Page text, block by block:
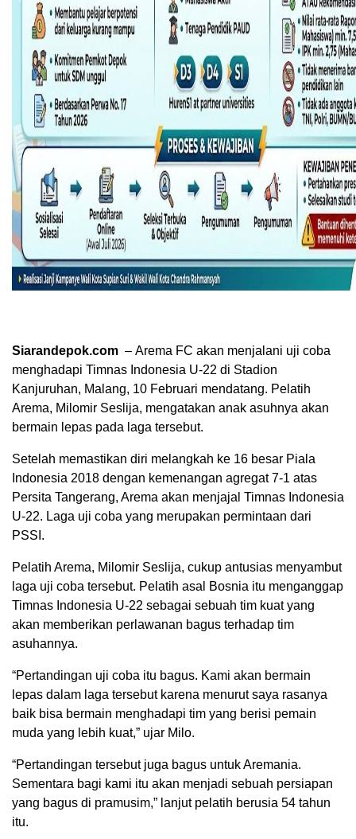
Siarandepok.com – Arema FC akan menjalani uji coba
menghadapi Timnas Indonesia U-22 di Stadion
Kanjuruhan, Malang, 10 Februari mendatang. Pelatih
Arema, Milomir Seslija, mengatakan anak asuhnya akan
bermain lepas pada laga tersebut.
Setelah memastikan diri melangkah ke 16 besar Piala
Indonesia 2018 dengan kemenangan agregat 7-1 atas
Persita Tangerang, Arema akan menjajal Timnas Indonesia
U-22. Laga uji coba yang merupakan permintaan dari
PSSI.
Pelatih Arema, Milomir Seslija, cukup antusias menyambut
laga uji coba tersebut. Pelatih asal Bosnia itu menganggap
Timnas Indonesia U-22 sebagai sebuah tim kuat yang
akan memberikan perlawanan bagus terhadap tim
asuhannya.
“Pertandingan uji coba itu bagus. Kami akan bermain
lepas dalam laga tersebut karena menurut saya rasanya
baik bisa bermain menghadapi tim yang berisi pemain
muda yang lebih kuat,” ujar Milo.
“Pertandingan tersebut juga bagus untuk Aremania.
Sementara bagi kami itu akan menjadi sebuah persiapan
yang bagus di pramusim,” lanjut pelatih berusia 54 tahun
itu.